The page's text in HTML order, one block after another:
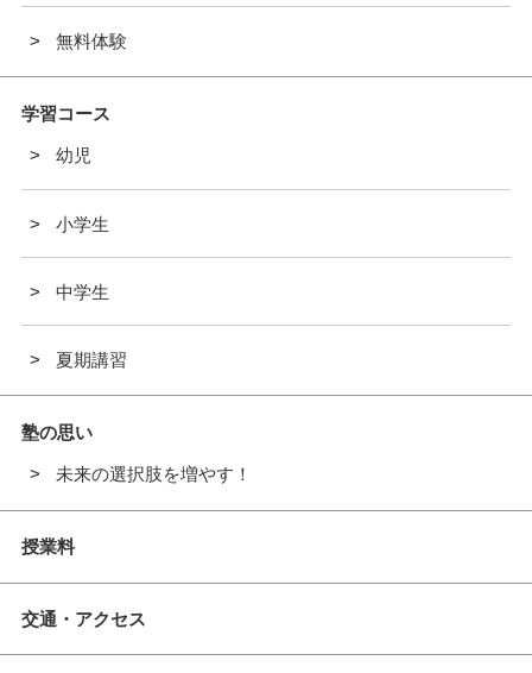
無料体験
学習コース
幼児
小学生
中学生
夏期講習
塾の思い
未来の選択肢を増やす！
授業料
交通・アクセス